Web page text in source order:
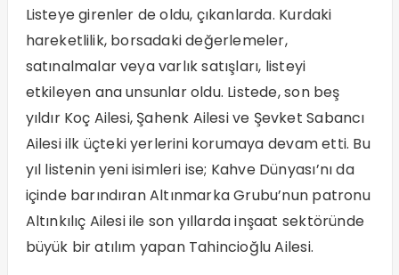
Listeye girenler de oldu, çıkanlarda. Kurdaki
hareketlilik, borsadaki değerlemeler,
satınalmalar veya varlık satışları, listeyi
etkileyen ana unsunlar oldu. Listede, son beş
yıldır Koç Ailesi, Şahenk Ailesi ve Şevket Sabancı
Ailesi ilk üçteki yerlerini korumaya devam etti. Bu
yıl listenin yeni isimleri ise; Kahve Dünyası’nı da
içinde barındıran Altınmarka Grubu’nun patronu
Altınkılıç Ailesi ile son yıllarda inşaat sektöründe
büyük bir atılım yapan Tahincioğlu Ailesi.